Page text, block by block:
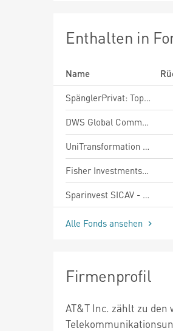
Enthalten in
Name
SpänglerPrivat: Top Dividende RA
DWS Global Communications ND
UniTransformation Aktien Infrastruktur -net-
Fisher Investments Institutional Quantitative Global Equity Selection Fund F Class Shares
Sparinvest SICAV - Ethical Global Value EUR R
Alle Fonds ansehen
Firmenprofil
AT&T Inc. zählt zu den